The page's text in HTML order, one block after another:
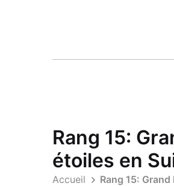
Rang 15:
étoiles en
Accueil Rang 15: